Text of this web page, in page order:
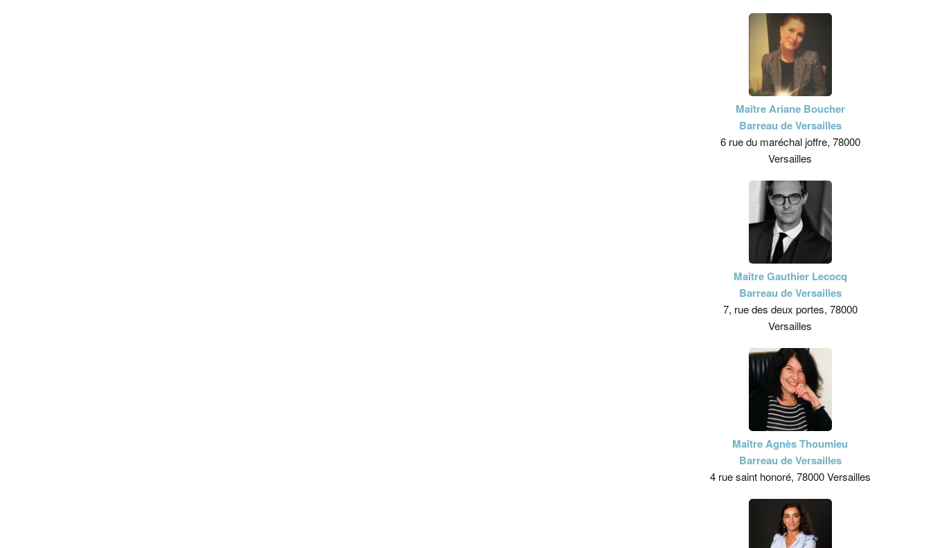
Maître Ariane Boucher
Barreau de Versailles
6 rue du maréchal joffre, 78000
Versailles
Maître Gauthier Lecocq
Barreau de Versailles
7, rue des deux portes, 78000
Versailles
Maître Agnès Thoumieu
Barreau de Versailles
4 rue saint honoré, 78000 Versailles